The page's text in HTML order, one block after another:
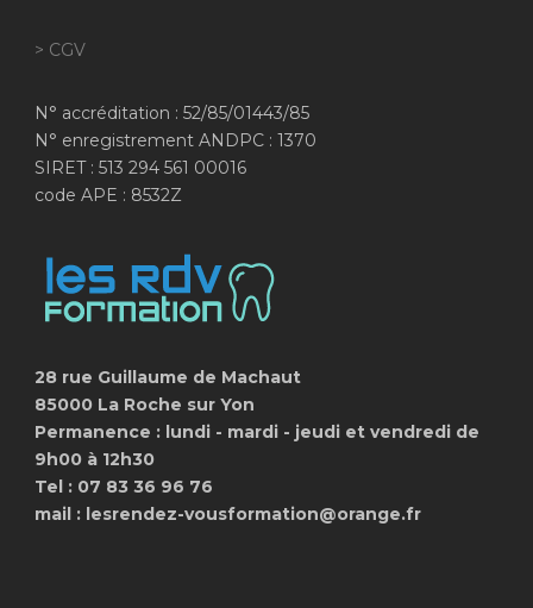
> CGV
N° accréditation : 52/85/01443/85
N° enregistrement ANDPC : 1370
SIRET : 513 294 561 00016
code APE : 8532Z
28 rue Guillaume de Machaut
85000 La Roche sur Yon
Permanence : lundi - mardi - jeudi et vendredi de
9h00 à 12h30
Tel : 07 83 36 96 76
mail : lesrendez-vousformation@orange.fr